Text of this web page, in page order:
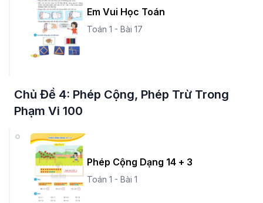
Em Vui Học Toán
Toán 1 - Bài 17
Chủ Đề 4: Phép Cộng, Phép Trừ Trong
Phạm Vi 100
Phép Cộng Dạng 14 + 3
Toán 1 - Bài 1